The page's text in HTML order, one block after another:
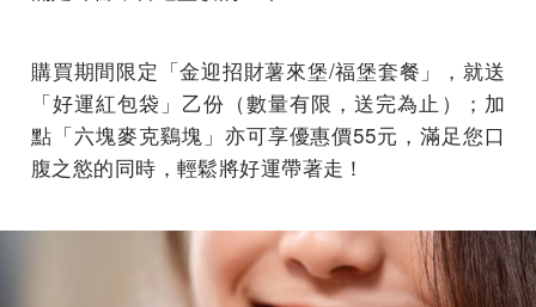
購買期間限定「金迎招財薯來堡/福堡套餐」，就送
「好運紅包袋」乙份（數量有限，送完為止）；加
點「六塊麥克鷄塊」亦可享優惠價55元，滿足您口
腹之慾的同時，輕鬆將好運帶著走！